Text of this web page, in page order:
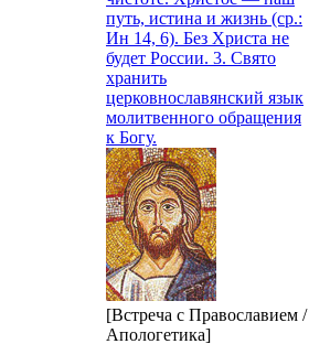
путь, истина и жизнь (ср.:
Ин 14, 6). Без Христа не
будет России. 3. Свято
хранить
церковнославянский язык
молитвенного обращения
к Богу.
[Встреча с Православием /
Апологетика]